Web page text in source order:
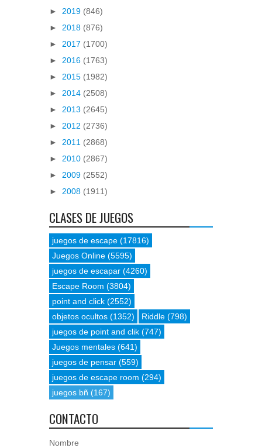
► 2019 (846)
► 2018 (876)
► 2017 (1700)
► 2016 (1763)
► 2015 (1982)
► 2014 (2508)
► 2013 (2645)
► 2012 (2736)
► 2011 (2868)
► 2010 (2867)
► 2009 (2552)
► 2008 (1911)
CLASES DE JUEGOS
juegos de escape (17816)
Juegos Online (5595)
juegos de escapar (4260)
Escape Room (3804)
point and click (2552)
objetos ocultos (1352) Riddle (798)
juegos de point and clik (747)
Juegos mentales (641)
juegos de pensar (559)
juegos de escape room (294)
juegos bñ (167)
CONTACTO
Nombre